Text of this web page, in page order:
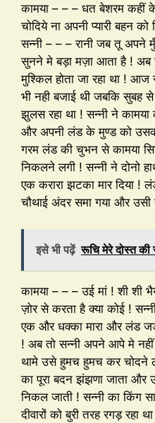
कामया – – – धत बेशरम कहीं
चोदिये ना अपनी प्यारी बहन
सन्नी – – – रानी जब तू अपने
सुनने मे बड़ा मज़ा आता है ! अब
मुश्किल होता जा रहा था !
भी नही बजाई थी जबकि सुबह
झुलस रहा था ! सन्नी ने
और अपनी लंड के मुण्ड को
गरम लंड की चुभन से कामया
निकलने लगी ! सन्नी ने दोनो
एक करारा झटका मार दिया !
चौथाई अंदर समा गया और
इसे भी पढ़ें रूचि मेरे दोस्त की
कामया – – – उई मां ! शी शी
ज़ोर से करता है क्या कोई !
एक और धक्का मारा और लंड
! अब तो सन्नी अपने आपे मे
थामे उसे हुमच हुमच कर चोदने
का पूरा बदन झंझणा जाता और
निकल जाती ! सन्नी का किंग
दीवारों को बुरी तरह रगड़